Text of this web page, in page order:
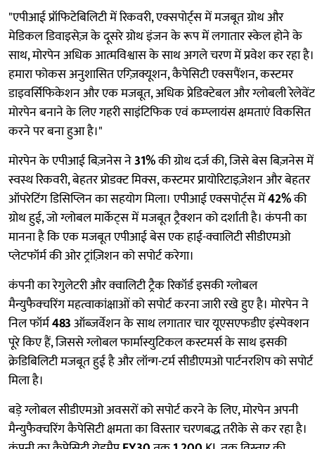
"एपीआई प्रॉफिटेबिलिटी में रिकवरी, एक्सपोर्ट्स में मजबूत ग्रोथ और
मेडिकल डिवाइसेज़ के दूसरे ग्रोथ इंजन के रूप में लगातार स्केल होने के
साथ, मोरपेन अधिक आत्मविश्वास के साथ अगले चरण में प्रवेश कर रहा है।
हमारा फोकस अनुशासित एग्ज़िक्यूशन, कैपेसिटी एक्सपैंशन, कस्टमर
डाइवर्सिफिकेशन और एक मजबूत, अधिक प्रेडिक्टेबल और ग्लोबली रेलेवेंट
मोरपेन बनाने के लिए गहरी साइंटिफिक एवं कम्प्लायंस क्षमताएं विकसित
करने पर बना हुआ है।"
मोरपेन के एपीआई बिज़नेस ने31%की ग्रोथ दर्ज की, जिसे बेस बिज़नेस में
स्वस्थ रिकवरी, बेहतर प्रोडक्ट मिक्स, कस्टमर प्रायोरिटाइज़ेशन और बेहतर
ऑपरेटिंग डिसिप्लिन का सहयोग मिला। एपीआई एक्सपोर्ट्स में42%की
ग्रोथ हुई, जो ग्लोबल मार्केट्स में मजबूत ट्रैक्शन को दर्शाती है। कंपनी का
मानना है कि एक मजबूत एपीआई बेस एक हाई-क्वालिटी सीडीएमओ
प्लेटफॉर्म की ओर ट्रांज़िशन को सपोर्ट करेगा।
कंपनी का रेगुलेटरी और क्वालिटी ट्रैक रिकॉर्ड इसकी ग्लोबल
मैन्युफैक्चरिंग महत्वाकांक्षाओं को सपोर्ट करना जारी रखे हुए है। मोरपेन ने
निल फॉर्म483ऑब्ज़र्वेशन के साथ लगातार चार यूएसएफडीए इंस्पेक्शन
पूरे किए हैं, जिससे ग्लोबल फार्मास्युटिकल कस्टमर्स के साथ इसकी
क्रेडिबिलिटी मजबूत हुई है और लॉन्ग-टर्म सीडीएमओ पार्टनरशिप को सपोर्ट
मिला है।
बड़े ग्लोबल सीडीएमओ अवसरों को सपोर्ट करने के लिए, मोरपेन अपनी
मैन्युफैक्चरिंग कैपेसिटी क्षमता का विस्तार चरणबद्ध तरीके से कर रहा है।